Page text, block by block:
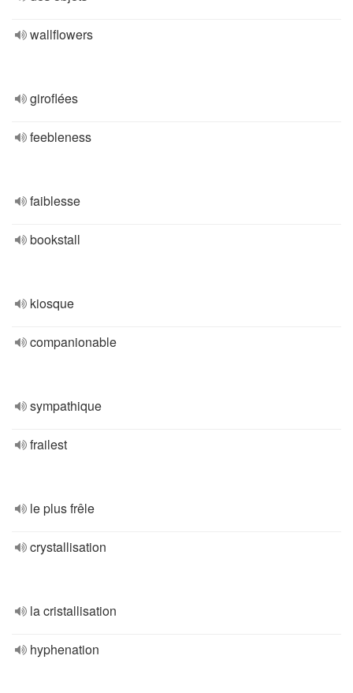
wallflowers
giroflées
feebleness
faiblesse
bookstall
kiosque
companionable
sympathique
frailest
le plus frêle
crystallisation
la cristallisation
hyphenation